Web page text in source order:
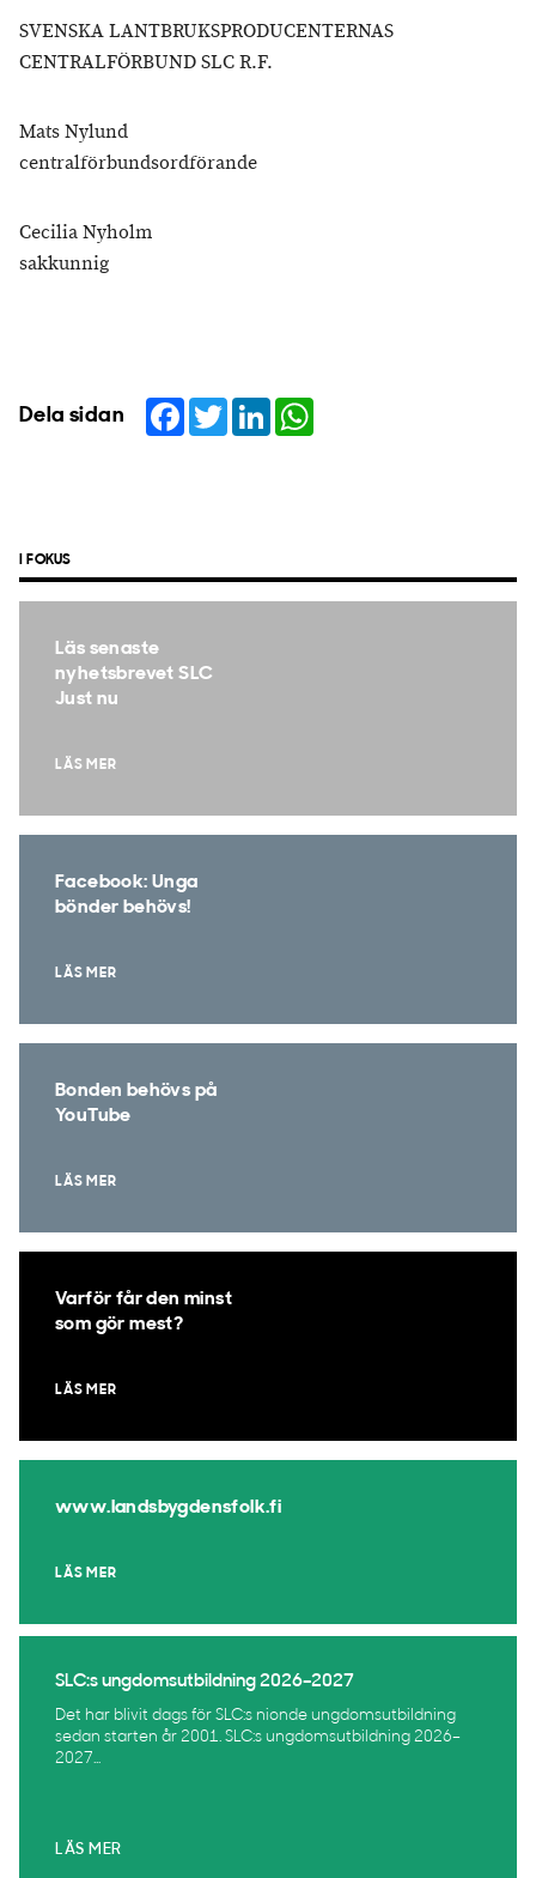
SVENSKA LANTBRUKSPRODUCENTERNAS
CENTRALFÖRBUND SLC R.F.
Mats Nylund
centralförbundsordförande
Cecilia Nyholm
sakkunnig
Dela sidan Facebook
TwitterLinkedIn
I FOKUS
Läs senaste
nyhetsbrevet SLC
Just nu
LÄS MER
Facebook: Unga
bönder behövs!
LÄS MER
Bonden behövs på
YouTube
LÄS MER
Varför får den minst
som gör mest?
LÄS MER
www.landsbygdensfolk.fi
LÄS MER
SLC:s ungdomsutbildning 2026–2027
Det har blivit dags för SLC:s nionde ungdomsutbildning
sedan starten år 2001. SLC:s ungdomsutbildning 2026–
2027...
LÄS MER